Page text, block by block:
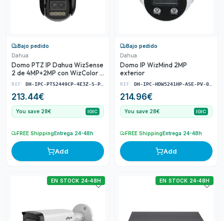
Bajo pedido
Dahua
Domo PTZ IP Dahua WizSense
2 de 4MP+2MP con WizColor y
doble óptica
REF: DH-IPC-PTS2449CP-4E3Z-S-PV-LED-0280B/3684-PRO
213.44€
You save 28€ IGIC
FREE ShippingEntrega 24-48h
Add
Bajo pedido
Dahua
Domo IP WizMind 2MP
exterior
REF: DH-IPC-HDW5241HP-ASE-PV-0280B
214.96€
You save 28€ IGIC
FREE ShippingEntrega 24-48h
Add
EN STOCK 24-48H EN STOCK 24-48H